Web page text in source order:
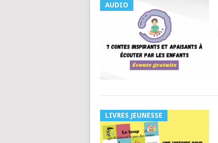
AUDIO
LIVRES JEUNESSE